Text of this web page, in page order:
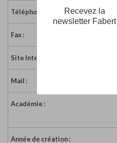
Téléphone :
Fax :
Site Internet :
Mail :
Académie :
Année de création :
Recevez la
newsletter Fabert